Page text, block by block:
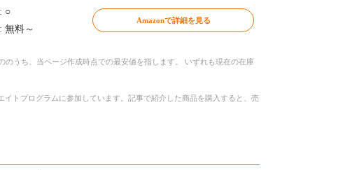
○
無料～
Amazonで詳細を見る
うち、当ページ作成時点での最安値を指します。 いずれも現在の在庫
トプログラムに参加しています。記事で紹介した商品を購入すると、売